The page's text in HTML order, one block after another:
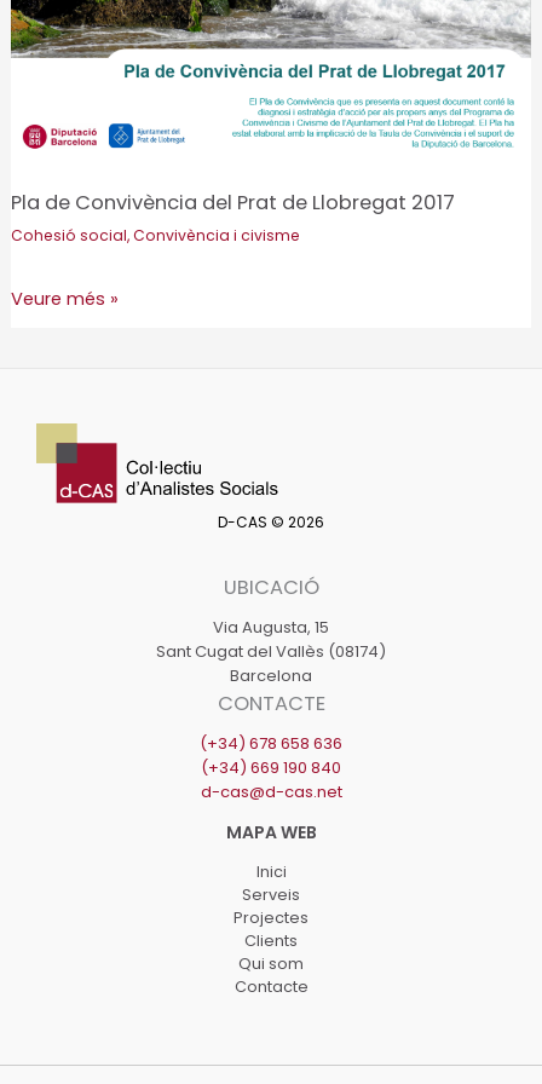
Pla de Convivència del Prat de Llobregat 2017
Cohesió social,Convivència i civisme
Pla
Prat
Llobregat
Veure més »
D-CAS © 2026
UBICACIÓ
Via Augusta, 15
Sant Cugat del Vallès (08174)
Barcelona
CONTACTE
(+34) 678 658 636
(+34) 669 190 840
d-cas@d-cas.net
Inici
Serveis
Projectes
Clients
Qui som
Contacte